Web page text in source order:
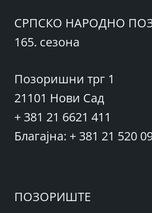
СРПСКО НАРОДНО
165. сезона
Позоришни трг 1
21101 Нови Сад
+ 381 21 6621 411
Благајна: + 381 21 520
ПОЗОРИШТЕ